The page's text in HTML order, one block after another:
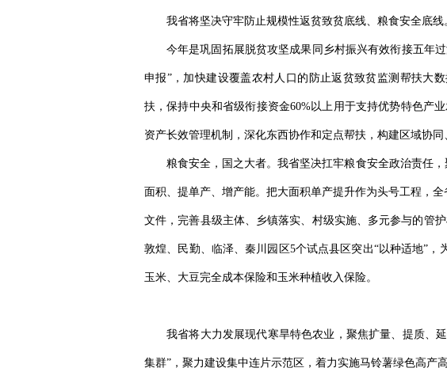
我省将坚决守牢防止规模性返贫致贫底线、粮食安全底线
今年是巩固拓展脱贫攻坚成果同乡村振兴有效衔接五年
申报”，加快建设覆盖农村人口的防止返贫致贫监测帮扶大
扶，保持中央和省级衔接资金60%以上用于支持优势特色产
资产长效管理机制，深化东西协作和定点帮扶，构建区域协同
粮食安全，国之大者。我省坚决扛牢粮食安全政治责任
面积、提单产、增产能。把大面积单产提升作为头号工程，
文件，完善县级主体、乡镇落实、村级实施、多元参与的管
敦煌、民勤、临泽、秦川园区5个试点县区突出“以种适地”
玉米、大豆完全成本保险和玉米种植收入保险。
我省将大力发展现代寒旱特色农业，聚焦扩量、提质、
集群”，聚力建设集中连片示范区，着力实施马铃薯绿色高产